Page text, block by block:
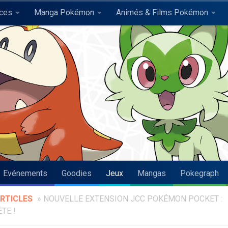
Manga Pokémon Animés & Films Pokémon
Evénements Goodies Jeux Mangas Pokegraph
» NOUVELLE EXTENSION JCC POKÉMON POCKET :
!